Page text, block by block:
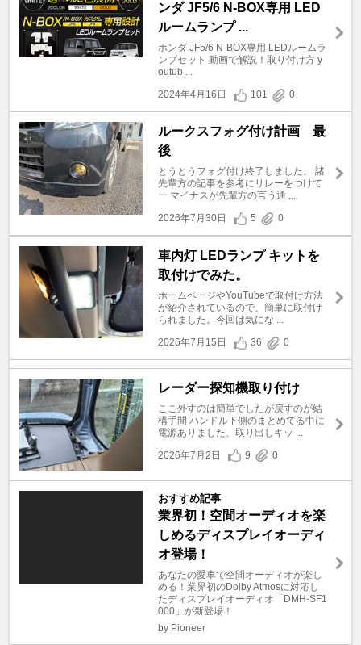
ンダ JF5/6 N-BOX専用 LED
ルームランプ ...
ホンダ JF5/6 N-BOX専用 LEDルームラ
ンプセット 動画で解説！取り付け方 y
outub ...
2024年4月16日
101 0
ルークスフォグ付け計画 最
後
とうとうフォグ付け終了しました。 諸
先輩方の記事を参考にリレーをつけて
ー マイナスが先輩方の言う通 ...
2026年7月30日
5 0
車内灯 LEDランプ キットを
取付けでみた。
ホームページやYouTubeで取付け方法
が紹介されているので、簡単に取付け
られました。今回は気にな ...
2026年7月15日
36 0
レーダー探知機取り付け
ここ外すのは簡単でしたが戻すのが結
構手間 ハンドル下側のまとめてる中に
電源ありました、取り出しキッ ...
2026年7月2日
9 0
おすすめ記事
業界初！空間オーディオを楽
しめるディスプレイオーディ
オ登場！
あなたの愛車で空間オーディオが楽し
める！業界初のDolby Atmosに対応し
たディスプレイオーディオ「DMH-SF1
000」が新登場！
by Pioneer